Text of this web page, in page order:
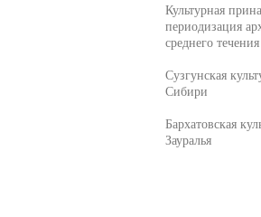
Культурная
периодизация
среднего
Сузгунская
Сибири
Бархатовская
Зауралья